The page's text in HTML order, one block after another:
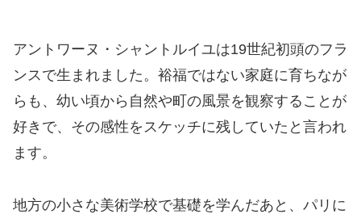
アントワーヌ・シャントルイユは19世紀初頭のフラ
ンスで生まれました。裕福ではない家庭に育ちなが
らも、幼い頃から自然や町の風景を観察することが
好きで、その感性をスケッチに残していたと言われ
ます。
地方の小さな美術学校で基礎を学んだあと、パリに